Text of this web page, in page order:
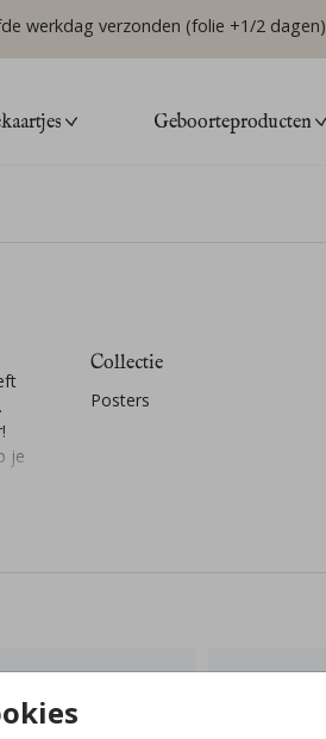
werkdag verzonden (folie +1/2 dagen)
Geboorteproducten
je
Collectie
Posters